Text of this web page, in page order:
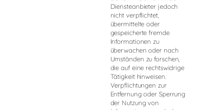
Diensteanbieter jedoch
nicht verpflichtet,
übermittelte oder
gespeicherte fremde
Informationen zu
überwachen oder nach
Umständen zu forschen,
die auf eine rechtswidrige
Tätigkeit hinweisen.
Verpflichtungen zur
Entfernung oder Sperrung
der Nutzung von